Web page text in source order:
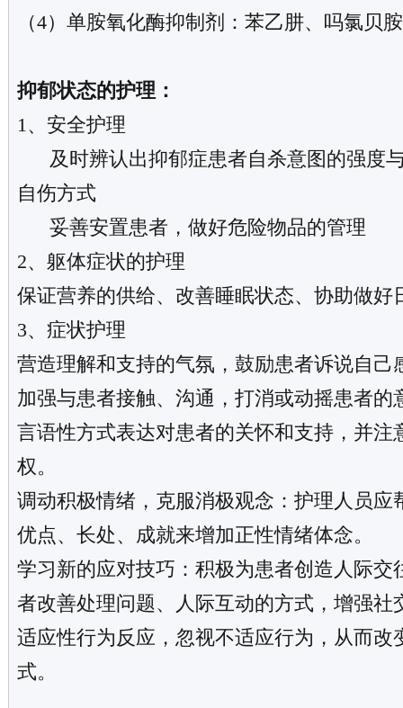
（4）单胺氧化酶抑制剂：苯乙肼、吗氯贝胺
抑郁状态的护理：
1、安全护理
及时辨认出抑郁症患者自杀意图的强度
自伤方式
妥善安置患者，做好危险物品的管理
2、躯体症状的护理
保证营养的供给、改善睡眠状态、协助做好
3、症状护理
营造理解和支持的气氛，鼓励患者诉说自己
加强与患者接触、沟通，打消或动摇患者的
言语性方式表达对患者的关怀和支持，并注
权。
调动积极情绪，克服消极观念：护理人员应
优点、长处、成就来增加正性情绪体念。
学习新的应对技巧：积极为患者创造人际交
者改善处理问题、人际互动的方式，增强社
适应性行为反应，忽视不适应行为，从而改
式。